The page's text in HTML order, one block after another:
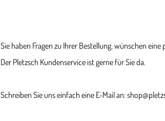
Sie haben Fragen zu Ihrer Bestellung, wünschen
Der Pletzsch Kundenservice ist gerne für Sie da.
Schreiben Sie uns einfach eine E-Mail an: